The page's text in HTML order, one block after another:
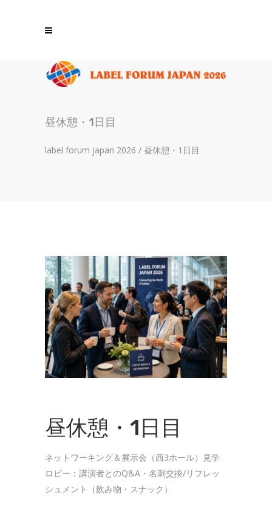
昼休憩・1日目
label forum japan 2026 / 昼休憩・1日目
昼休憩・1日目
ネットワーキング＆展示会（西3ホール）見学
ロビー：講演者とのQ&A・名刺交換/リフレッ
シュメント（飲み物・スナック）